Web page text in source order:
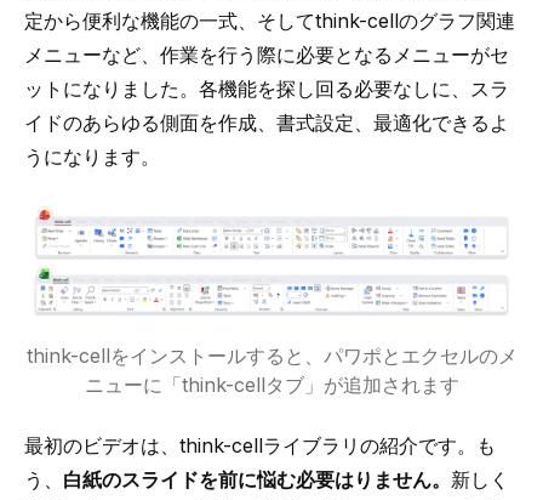
定から便利な機能の一式、そしてthink-cellのグラフ関連
メニューなど、作業を行う際に必要となるメニューがセ
ットになりました。各機能を探し回る必要なしに、スラ
イドのあらゆる側面を作成、書式設定、最適化できるよ
うになります。
think-cellをインストールすると、パワポとエクセルのメ
ニューに「think-cellタブ」が追加されます
最初のビデオは、think-cellライブラリの紹介です。も
う、 白紙のスライドを前に悩む必要はりません。 新しく